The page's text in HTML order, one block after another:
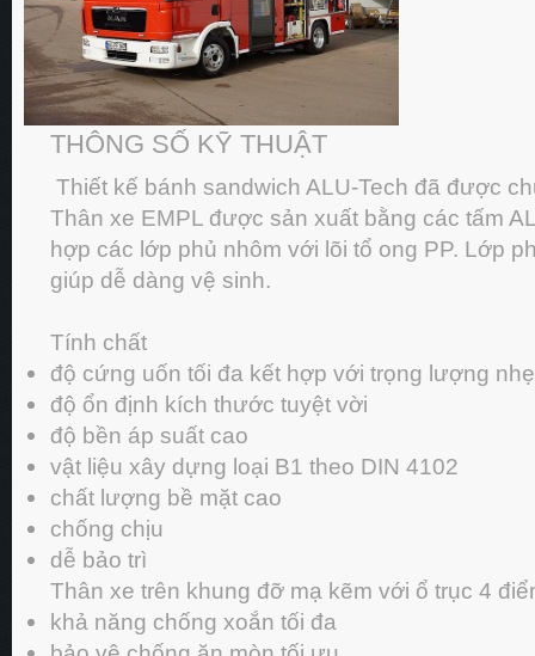
THÔNG SỐ KỸ THUẬT
Thiết kế bánh sandwich ALU-Tech đã được
Thân xe EMPL được sản xuất bằng các tấm
hợp các lớp phủ nhôm với lõi tổ ong PP. Lớp
giúp dễ dàng vệ sinh.
Tính chất
độ cứng uốn tối đa kết hợp với trọng lượng nhẹ
độ ổn định kích thước tuyệt vời
độ bền áp suất cao
vật liệu xây dựng loại B1 theo DIN 4102
chất lượng bề mặt cao
chống chịu
dễ bảo trì
Thân xe trên khung đỡ mạ kẽm với ổ trục 4
khả năng chống xoắn tối đa